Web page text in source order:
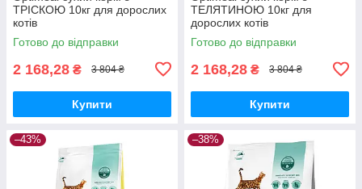
ТРІСКОЮ 10кг для дорослих
котів
Готово до відправки
2 168,28 ₴ 3 804 ₴
Купити
ТЕЛЯТИНОЮ 10кг для
дорослих котів
Готово до відправки
2 168,28 ₴ 3 804 ₴
Купити
–43% –38%